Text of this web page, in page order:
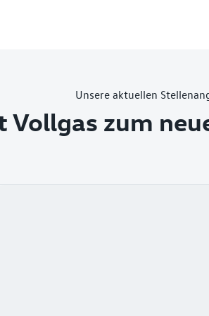
Unsere aktuellen
Vollgas zum